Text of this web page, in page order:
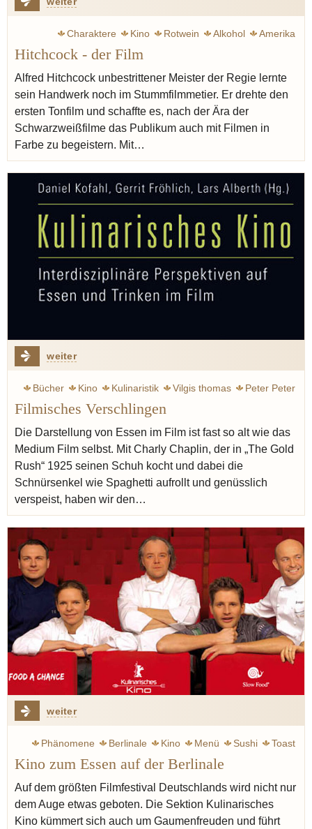
Charaktere Kino Rotwein Alkohol
Amerika
Freud Sigmund
Hitchcock - der Film
Alfred Hitchcock unbestrittener Meister der Regie lernte
sein Handwerk noch im Stummfilmmetier. Er drehte den
ersten Tonfilm und schaffte es, nach der Ära der
Schwarzweißfilme das Publikum auch mit Filmen in
Farbe zu begeistern. Mit…
weiter
Bücher Kino Kulinaristik Vilgis thomas
Peter Peter
Molekularküche
Filmisches Verschlingen
Die Darstellung von Essen im Film ist fast so alt wie das
Medium Film selbst. Mit Charly Chaplin, der in „The Gold
Rush“ 1925 seinen Schuh kocht und dabei die
Schnürsenkel wie Spaghetti aufrollt und genüsslich
verspeist, haben wir den…
weiter
Phänomene Berlinale Kino Menü Sushi Toast
Kino zum Essen auf der Berlinale
Auf dem größten Filmfestival Deutschlands wird nicht nur
dem Auge etwas geboten. Die Sektion Kulinarisches
Kino kümmert sich auch um Gaumenfreuden und führt